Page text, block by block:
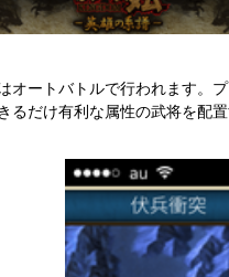
オートバトルで行われます。
るだけ有利な属性の武将を配